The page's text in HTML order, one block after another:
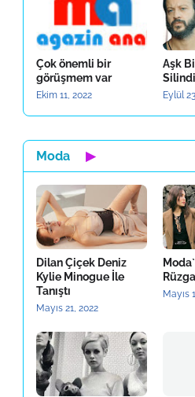
Çok önemli bir
görüşmem var
Ekim 11, 2022
Aşk
Silindi
Eylül
Moda ▶
Dilan Çiçek Deniz
Kylie Minogue İle
Tanıştı
Mayıs 21, 2022
Mayıs